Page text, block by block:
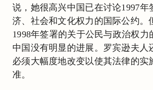
说，她很高兴中国已在讨论1997年
济、社会和文化权力的国际公约。
1998年签署的关于公民与政治权力
中国没有明显的进展。罗宾逊夫人
必须大幅度地改变以使其法律的实
准。